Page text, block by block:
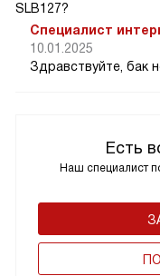
Есть
Наш специалист
SLB127?
Специалист
10.01.2025
Здравствуйте, бак